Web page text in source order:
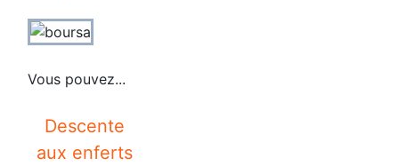
Vous pouvez...
Descente
aux enferts